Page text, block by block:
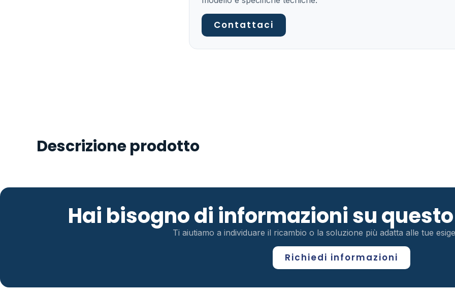
Contattaci
Descrizione prodotto
Hai bisogno di informazioni su
Ti aiutiamo a individuare il ricambio o la soluzione più adatta alle tue
Richiedi informazioni